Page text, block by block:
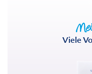
Viele